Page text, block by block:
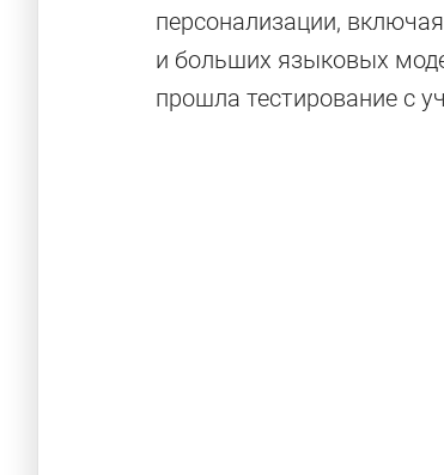
персонализации,
и больших языковых
прошла тестирование с